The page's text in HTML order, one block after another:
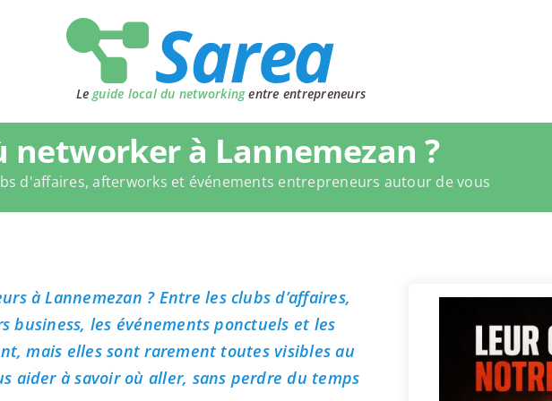
Le guide local du networkingentre entrepreneurs
networker à Lannemezan ?
d'affaires, afterworks et événements entrepreneurs autour de vous
à Lannemezan ? Entre les clubs d’affaires,
business, les événements ponctuels et les
mais elles sont rarement toutes visibles au
aider à savoir où aller, sans perdre du temps